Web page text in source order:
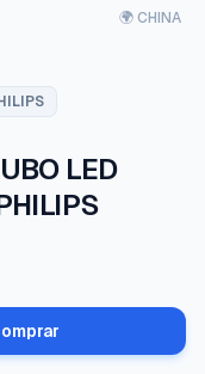
🌍 CHINA
LED